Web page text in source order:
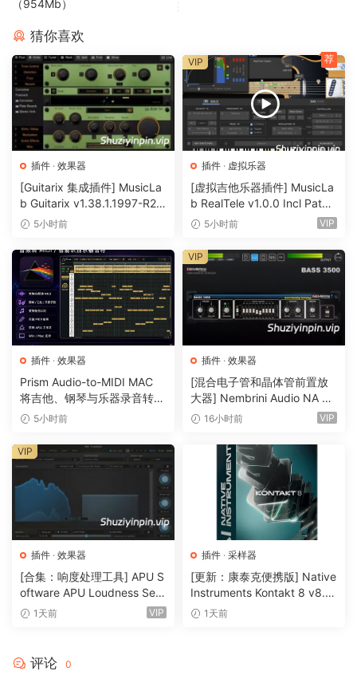
（954Mb）
猜你喜欢
插件 · 效果器
[Guitarix 集成插件] MusicLa
b Guitarix v1.38.1.1997-R2R
[WiN]（7.5MB）
5小时前
插件 · 虚拟乐器
[虚拟吉他乐器插件] MusicLa
b RealTele v1.0.0 Incl Patch
ed and Keygen-R2R [WiN]
5小时前 VIP
VIP 荐
插件 · 效果器
Prism Audio-to-MIDI MAC
将吉他、钢琴与乐器录音转换
为可编辑 MIDI
5小时前
插件 · 效果器
[混合电子管和晶体管前置放
大器] Nembrini Audio NA Ba
ss 3500 v1.0.0 Incl Keygen-
16小时前 VIP
VIP
插件 · 效果器
[合集：响度处理工具] APU S
oftware APU Loudness Seri
es v5.7.0 Incl Keygen-R2R
1天前 VIP
VIP
插件 · 采样器
[更新：康泰克便携版] Native
Instruments Kontakt 8 v8.1
2.1 PORTABLE-vkDanilov
1天前
评论 0